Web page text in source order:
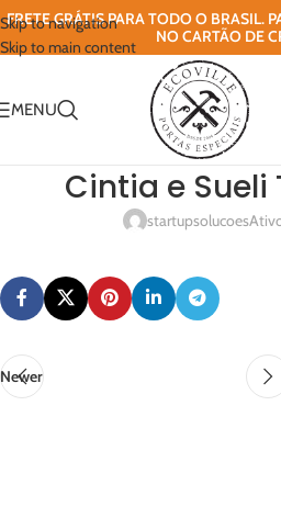
Skip to navigation
Skip to main content
FRETE GRÁTIS PARA TODO O BRASIL.
NO CARTÃO DE
MENU
Cintia e Sueli
startupsolucoes
Newer